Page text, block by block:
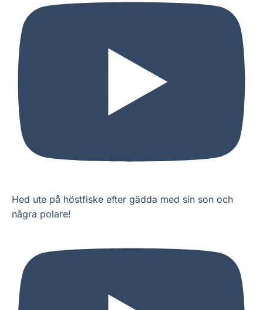
Hed ute på höstfiske efter gädda med sin son och
några polare!